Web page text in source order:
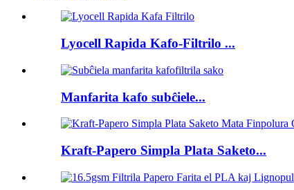
Lyocell Rapida Kafo-Filtrilo ...
Manfarita kafo subĉiele...
Kraft-Papero Simpla Plata Saketo...